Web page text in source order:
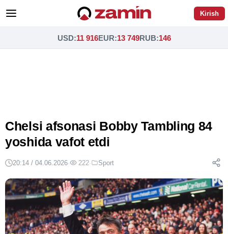
Kirish
USD:11 916EUR:13 749RUB:146
Chelsi afsonasi Bobby Tambling 84
yoshida vafot etdi
20:14 / 04.06.2026· 222· Sport